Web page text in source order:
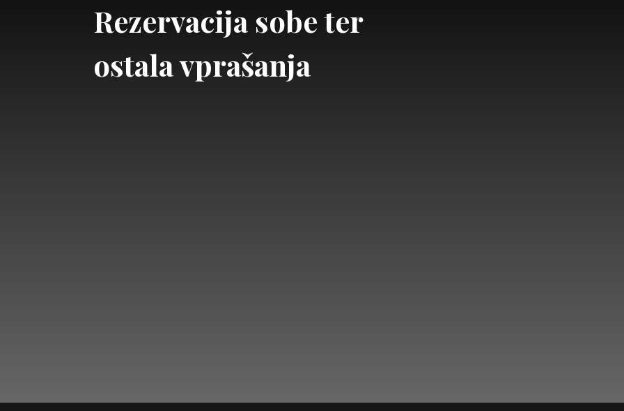
Rezervacija sobe ter
ostala vprašanja